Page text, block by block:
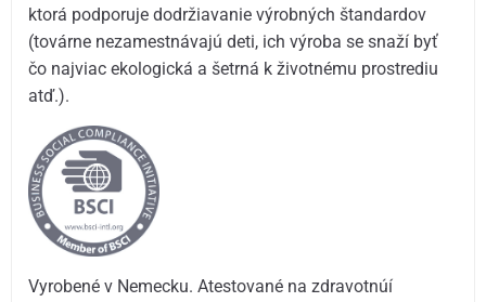
ktorá podporuje dodržiavanie výrobných štandardov
(továrne nezamestnávajú deti, ich výroba se snaží byť
čo najviac ekologická a šetrná k životnému prostrediu
atď.).
Vyrobené v Nemecku. Atestované na zdravotnúí